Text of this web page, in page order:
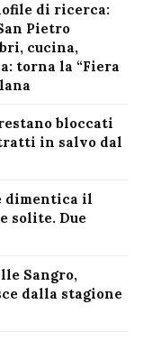
di ricerca:
Pietro
cucina,
torna la “Fiera
bloccati
in salvo dal
dimentica il
solite. Due
Sangro,
dalla stagione